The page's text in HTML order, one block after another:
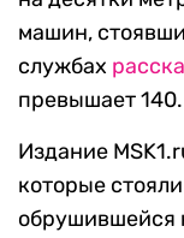
машин,
службах
превышает 140.
Издание
которые
обрушившейся